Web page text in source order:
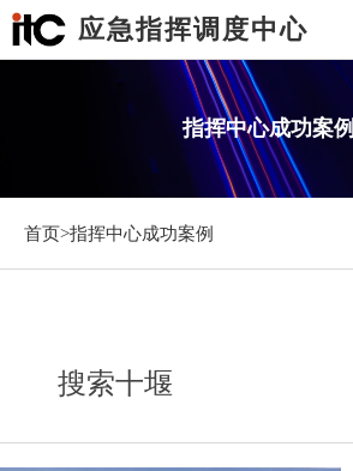
应急指挥调度中心
指挥中心成功案例
首页>指挥中心成功案例
搜索十堰